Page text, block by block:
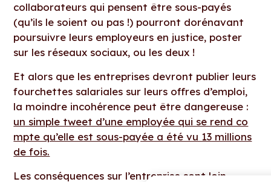
collaborateurs qui pensent être sous-payés
(qu’ils le soient ou pas !) pourront dorénavant
poursuivre leurs employeurs en justice, poster
sur les réseaux sociaux, ou les deux !
Et alors que les entreprises devront publier leurs
fourchettes salariales sur leurs offres d’emploi,
la moindre incohérence peut être dangereuse :
un simple tweet d’une employée qui se rend co
mpte qu’elle est sous-payée a été vu 13 millions
de fois.
Les conséquences sur l’entreprise sont loin